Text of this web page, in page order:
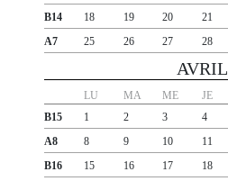
B14
18 19 20 21
A7
25 26 27 28
AVRIL
LU MA ME JE
B15
1 2 3 4
A8
8 9 10 11
B16
15 16 17 18